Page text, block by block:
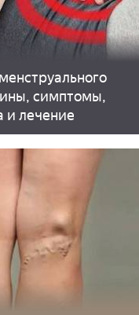
симптомы,
и лечение